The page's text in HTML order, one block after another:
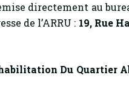
directement au
de l’ARRU : 19, Rue
Du Quartier